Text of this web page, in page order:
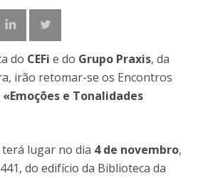
do CEFi e do Grupo Praxis, da
irão retomar-se os Encontros
«Emoções e Tonalidades
lugar no dia 4 de novembro,
do edifício da Biblioteca da